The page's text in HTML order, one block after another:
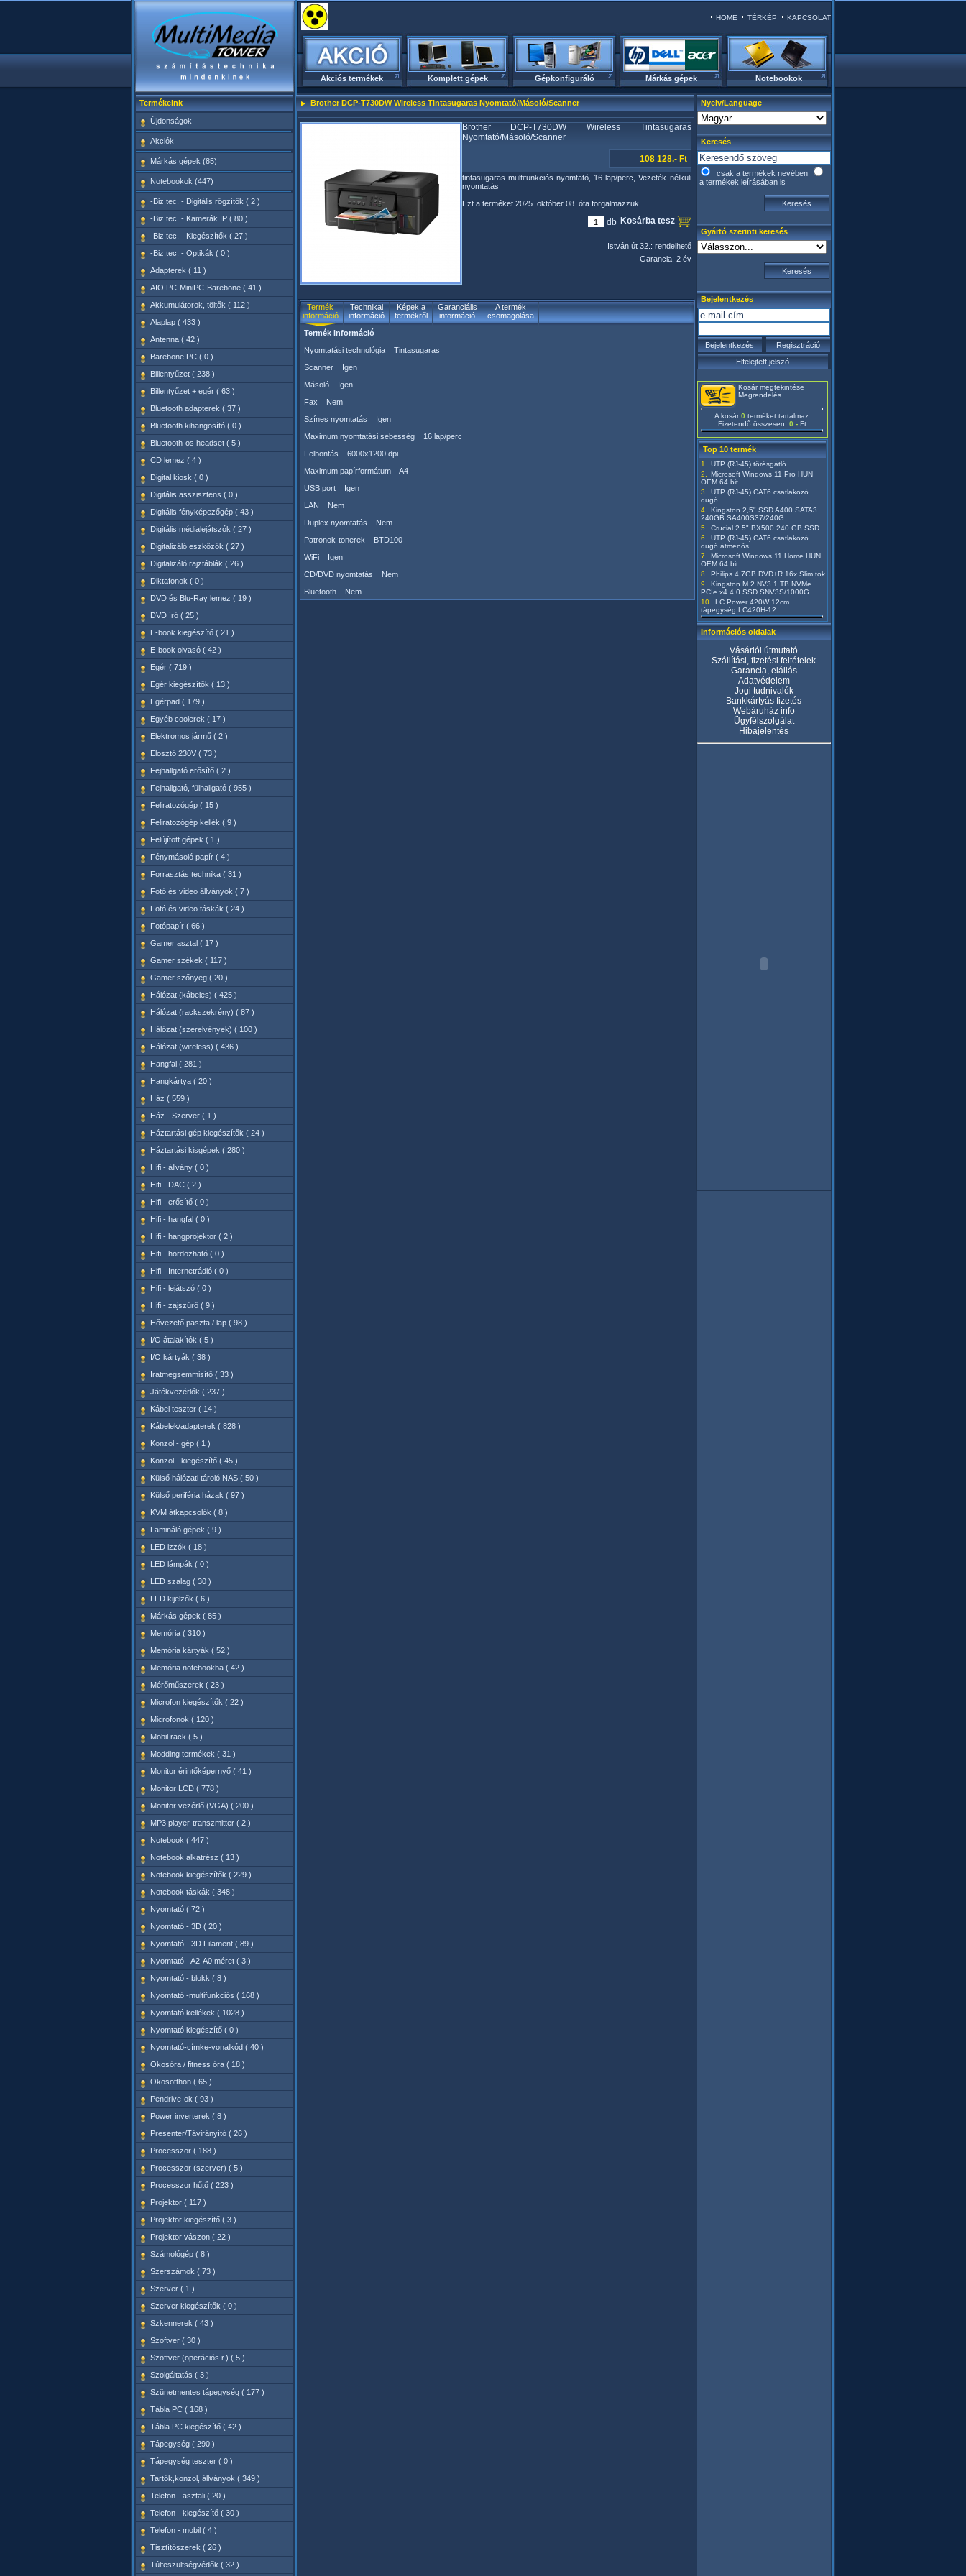
HOME TÉRKÉP KAPCSOLAT
Akciós termékek Komplett gépek Gépkonfiguráló Márkás gépek Notebookok
Termékeink
Újdonságok
Akciók
Márkás gépek (85)
Notebookok (447)
-Biz.tec. - Digitális rögzítők ( 2 )
-Biz.tec. - Kamerák IP ( 80 )
-Biz.tec. - Kiegészítők ( 27 )
-Biz.tec. - Optikák ( 0 )
Adapterek ( 11 )
AIO PC-MiniPC-Barebone ( 41 )
Akkumulátorok, töltők ( 112 )
Alaplap ( 433 )
Antenna ( 42 )
Barebone PC ( 0 )
Billentyűzet ( 238 )
Billentyűzet + egér ( 63 )
Bluetooth adapterek ( 37 )
Bluetooth kihangosító ( 0 )
Bluetooth-os headset ( 5 )
CD lemez ( 4 )
Digital kiosk ( 0 )
Digitális asszisztens ( 0 )
Digitális fényképezőgép ( 43 )
Digitális médialejátszók ( 27 )
Digitalizáló eszközök ( 27 )
Digitalizáló rajztáblák ( 26 )
Diktafonok ( 0 )
DVD és Blu-Ray lemez ( 19 )
DVD író ( 25 )
E-book kiegészítő ( 21 )
E-book olvasó ( 42 )
Egér ( 719 )
Egér kiegészítők ( 13 )
Egérpad ( 179 )
Egyéb coolerek ( 17 )
Elektromos jármű ( 2 )
Elosztó 230V ( 73 )
Fejhallgató erősítő ( 2 )
Fejhallgató, fülhallgató ( 955 )
Feliratozógép ( 15 )
Feliratozógép kellék ( 9 )
Felújított gépek ( 1 )
Fénymásoló papír ( 4 )
Forrasztás technika ( 31 )
Fotó és video állványok ( 7 )
Fotó és video táskák ( 24 )
Fotópapír ( 66 )
Gamer asztal ( 17 )
Gamer székek ( 117 )
Gamer szőnyeg ( 20 )
Hálózat (kábeles) ( 425 )
Hálózat (rackszekrény) ( 87 )
Hálózat (szerelvények) ( 100 )
Hálózat (wireless) ( 436 )
Hangfal ( 281 )
Hangkártya ( 20 )
Ház ( 559 )
Ház - Szerver ( 1 )
Háztartási gép kiegészítők ( 24 )
Háztartási kisgépek ( 280 )
Hifi - állvány ( 0 )
Hifi - DAC ( 2 )
Hifi - erősítő ( 0 )
Hifi - hangfal ( 0 )
Hifi - hangprojektor ( 2 )
Hifi - hordozható ( 0 )
Hifi - Internetrádió ( 0 )
Hifi - lejátszó ( 0 )
Hifi - zajszűrő ( 9 )
Hővezető paszta / lap ( 98 )
I/O átalakítók ( 5 )
I/O kártyák ( 38 )
Iratmegsemmisítő ( 33 )
Játékvezérlők ( 237 )
Kábel teszter ( 14 )
Kábelek/adapterek ( 828 )
Konzol - gép ( 1 )
Konzol - kiegészítő ( 45 )
Külső hálózati tároló NAS ( 50 )
Külső periféria házak ( 97 )
KVM átkapcsolók ( 8 )
Lamináló gépek ( 9 )
LED izzók ( 18 )
LED lámpák ( 0 )
LED szalag ( 30 )
LFD kijelzők ( 6 )
Márkás gépek ( 85 )
Memória ( 310 )
Memória kártyák ( 52 )
Memória notebookba ( 42 )
Mérőműszerek ( 23 )
Microfon kiegészítők ( 22 )
Microfonok ( 120 )
Mobil rack ( 5 )
Modding termékek ( 31 )
Monitor érintőképernyő ( 41 )
Monitor LCD ( 778 )
Monitor vezérlő (VGA) ( 200 )
MP3 player-transzmitter ( 2 )
Notebook ( 447 )
Notebook alkatrész ( 13 )
Notebook kiegészítők ( 229 )
Notebook táskák ( 348 )
Nyomtató ( 72 )
Nyomtató - 3D ( 20 )
Nyomtató - 3D Filament ( 89 )
Nyomtató - A2-A0 méret ( 3 )
Nyomtató - blokk ( 8 )
Nyomtató -multifunkciós ( 168 )
Nyomtató kellékek ( 1028 )
Nyomtató kiegészítő ( 0 )
Nyomtató-címke-vonalkód ( 40 )
Okosóra / fitness óra ( 18 )
Okosotthon ( 65 )
Pendrive-ok ( 93 )
Power inverterek ( 8 )
Presenter/Távirányító ( 26 )
Processzor ( 188 )
Processzor (szerver) ( 5 )
Processzor hűtő ( 223 )
Projektor ( 117 )
Projektor kiegészítő ( 3 )
Projektor vászon ( 22 )
Számológép ( 8 )
Szerszámok ( 73 )
Szerver ( 1 )
Szerver kiegészítők ( 0 )
Szkennerek ( 43 )
Szoftver ( 30 )
Szoftver (operációs r.) ( 5 )
Szolgáltatás ( 3 )
Szünetmentes tápegység ( 177 )
Tábla PC ( 168 )
Tábla PC kiegészítő ( 42 )
Tápegység ( 290 )
Tápegység teszter ( 0 )
Tartók,konzol, állványok ( 349 )
Telefon - asztali ( 20 )
Telefon - kiegészítő ( 30 )
Telefon - mobil ( 4 )
Tisztítószerek ( 26 )
Túlfeszültségvédők ( 32 )
Brother DCP-T730DW Wireless Tintasugaras Nyomtató/Másoló/Scanner
Brother DCP-T730DW Wireless Tintasugaras
Nyomtató/Másoló/Scanner
108 128.- Ft
tintasugaras multifunkciós nyomtató, 16 lap/perc, Vezeték nélküli
nyomtatás
Ezt a terméket 2025. október 08. óta forgalmazzuk.
db Kosárba tesz
István út 32.: rendelhető
Garancia: 2 év
Termék
információ
Technikai
információ
Képek a
termékről
Garanciális
információ
A termék
csomagolása
Termék információ
Nyomtatási technológia Tintasugaras
Scanner Igen
Másoló Igen
Fax Nem
Színes nyomtatás Igen
Maximum nyomtatási sebesség 16 lap/perc
Felbontás 6000x1200 dpi
Maximum papírformátum A4
USB port Igen
LAN Nem
Duplex nyomtatás Nem
Patronok-tonerek BTD100
WiFi Igen
CD/DVD nyomtatás Nem
Bluetooth Nem
Nyelv/Language
Keresés
csak a termékek nevében
a termékek leírásában is
Gyártó szerinti keresés
Bejelentkezés
Kosár megtekintése
Megrendelés
A kosár0 terméket tartalmaz.
Fizetendő összesen: 0.- Ft
Top 10 termék
UTP (RJ-45) törésgátló
Microsoft Windows 11 Pro HUN
OEM 64 bit
UTP (RJ-45) CAT6 csatlakozó
dugó
Kingston 2,5" SSD A400 SATA3
240GB SA400S37/240G
Crucial 2.5" BX500 240 GB SSD
UTP (RJ-45) CAT6 csatlakozó
dugó átmenős
Microsoft Windows 11 Home HUN
OEM 64 bit
Philips 4.7GB DVD+R 16x Slim tok
Kingston M.2 NV3 1 TB NVMe
PCIe x4 4.0 SSD SNV3S/1000G
LC Power 420W 12cm
tápegység LC420H-12
Információs oldalak
Vásárlói útmutató
Szállítási, fizetési feltételek
Garancia, elállás
Adatvédelem
Jogi tudnivalók
Bankkártyás fizetés
Webáruház info
Ügyfélszolgálat
Hibajelentés